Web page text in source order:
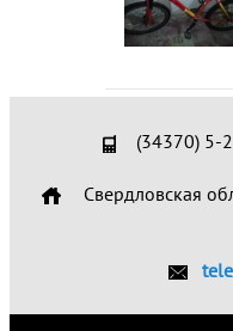
(34370) 5-
Свердловская